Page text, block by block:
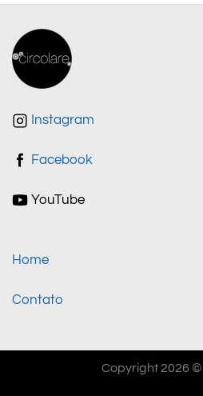
Instagram
Facebook
YouTube
Home
Contato
Copyright 2026 ©